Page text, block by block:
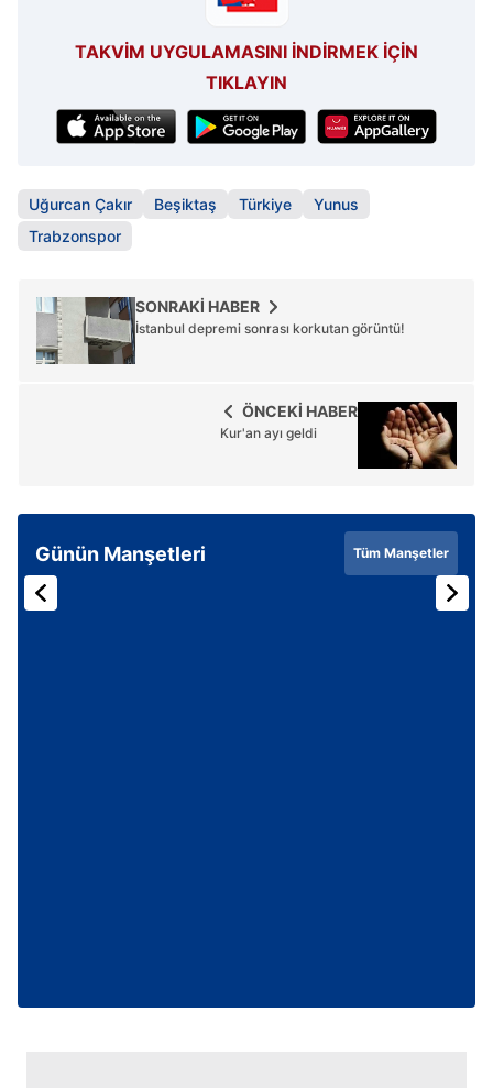
TAKVİM UYGULAMASINI İNDİRMEK İÇİN
TIKLAYIN
Uğurcan Çakır Beşiktaş Türkiye
Yunus
Trabzonspor
SONRAKİ HABER
İstanbul depremi sonrası korkutan görüntü!
ÖNCEKİ HABER
Kur'an ayı geldi
Günün Manşetleri Tüm Manşetler